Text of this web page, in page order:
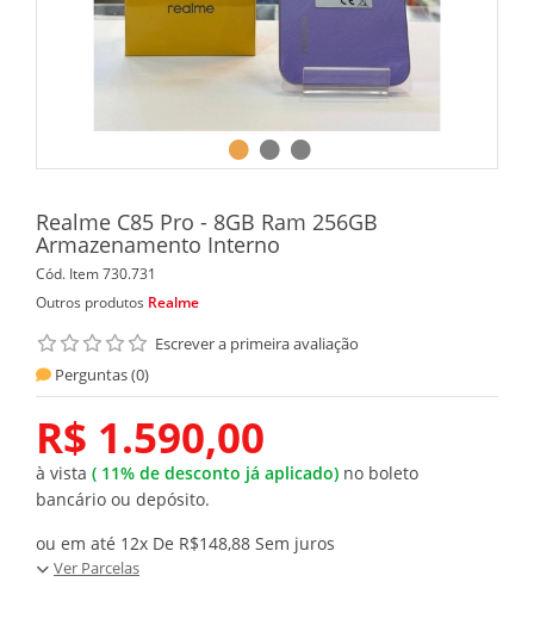
Realme C85 Pro - 8GB Ram 256GB
Armazenamento Interno
Cód. Item730.731
Outros produtos Realme
Escrever a primeira avaliação
Perguntas (0)
R$ 1.590,00
à vista ( 11% de desconto já aplicado) no boleto
bancário ou depósito.
ou em até 12x De R$148,88 Sem juros
Ver Parcelas